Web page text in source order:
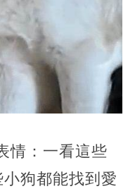
情：一看這些
狗都能找到愛